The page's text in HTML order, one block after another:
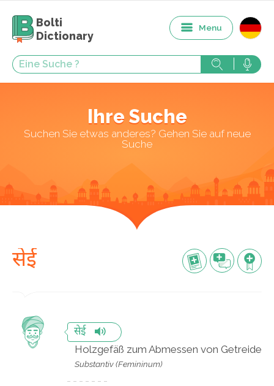
Bolti
Dictionary
Menu
Ihre Suche
Suchen Sie etwas anderes? Gehen Sie auf neue
Suche
सेई
सेई
Holzgefäß zum Abmessen von Getreide
Substantiv (Femininum)